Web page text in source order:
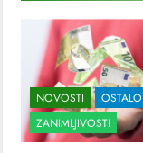
NOVOSTI
OSTALO
ZANIMLJIVOSTI